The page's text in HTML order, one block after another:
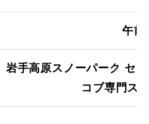
プライバシーポリシー 会社
午前
岩手高原スノーパーク セ
コブ専門ス